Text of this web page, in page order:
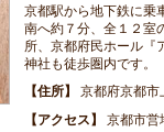
京都駅から地下鉄に乗
南へ約７分、全１２室
所、京都府民ホール『
神社も徒歩圏内です。
住所
京都府京都市
アクセス
京都市営